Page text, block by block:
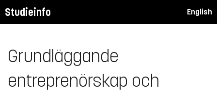
Studieinfo English
Grundläggande
entreprenörskap och